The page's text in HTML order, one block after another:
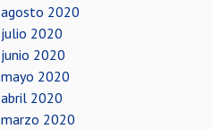
agosto 2020
julio 2020
junio 2020
mayo 2020
abril 2020
marzo 2020